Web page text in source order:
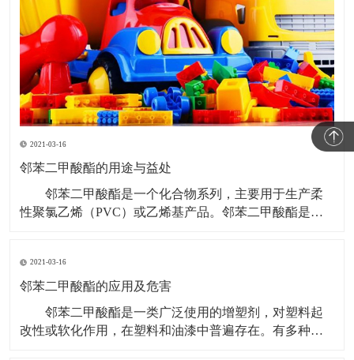
2021-03-16
邻苯二甲酸酯的用途与益处
邻苯二甲酸酯是一个化合物系列，主要用于生产柔
性聚氯乙烯（PVC）或乙烯基产品。邻苯二甲酸酯是世
与益处 无色、无味的高邻苯二甲酸酯适用于大量要
求高性能、长期耐磨性和耐久性的产品中。高邻苯二甲
2021-03-16
邻苯二甲酸酯的应用及危害
邻苯二甲酸酯是一类广泛使用的增塑剂，对塑料起
改性或软化作用，在塑料和油漆中普遍存在。有多种邻